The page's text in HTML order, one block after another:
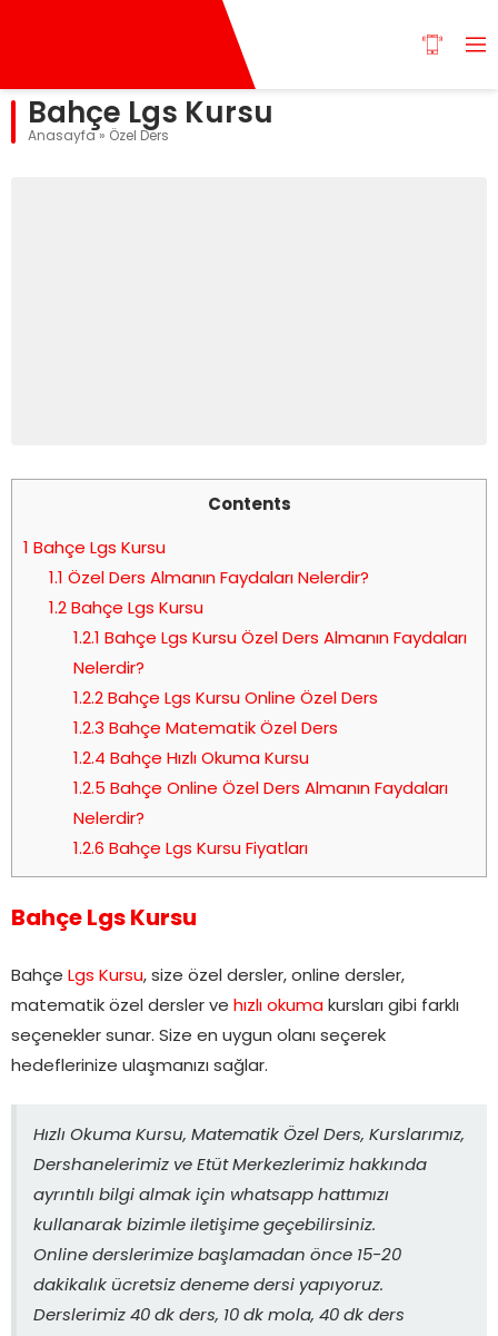
Bahçe Lgs Kursu
Anasayfa » Özel Ders
Contents
1 Bahçe Lgs Kursu
1.1 Özel Ders Almanın Faydaları Nelerdir?
1.2Bahçe Lgs Kursu
1.2.1 Bahçe Lgs Kursu Özel Ders Almanın Faydaları
Nelerdir?
1.2.2 Bahçe Lgs Kursu Online Özel Ders
1.2.3 Bahçe Matematik Özel Ders
1.2.4 Bahçe Hızlı Okuma Kursu
1.2.5 Bahçe Online Özel Ders Almanın Faydaları
Nelerdir?
1.2.6 Bahçe Lgs Kursu Fiyatları
Bahçe Lgs Kursu
Bahçe Lgs Kursu, size özel dersler, online dersler,
matematik özel dersler ve hızlı okuma kursları gibi farklı
seçenekler sunar. Size en uygun olanı seçerek
hedeflerinize ulaşmanızı sağlar.
Hızlı Okuma Kursu, Matematik Özel Ders, Kurslarımız,
Dershanelerimiz ve Etüt Merkezlerimiz hakkında
ayrıntılı bilgi almak için whatsapp hattımızı
kullanarak bizimle iletişime geçebilirsiniz.
Online derslerimize başlamadan önce 15-20
dakikalık ücretsiz deneme dersi yapıyoruz.
Derslerimiz 40 dk ders, 10 dk mola, 40 dk ders